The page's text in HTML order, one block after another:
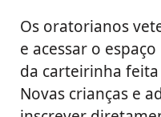
Os oratorianos
e acessar o
da carteirinha
Novas crianças e